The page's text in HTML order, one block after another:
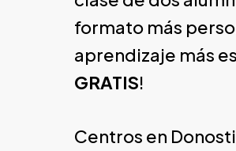
formato más
aprendizaje más
GRATIS!
Centros en